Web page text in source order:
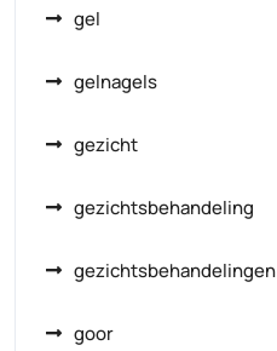
gel
gelnagels
gezicht
gezichtsbehandeling
gezichtsbehandelingen
goor